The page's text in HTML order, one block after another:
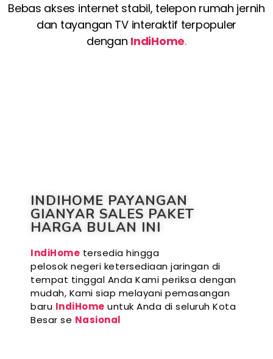
Bebas akses internet stabil, telepon rumah jernih
dan tayangan TV interaktif terpopuler
dengan IndiHome.
INDIHOME PAYANGAN
GIANYAR SALES PAKET
HARGA BULAN INI
IndiHome tersedia hingga
pelosok negeri ketersediaan jaringan di
tempat tinggal Anda Kami periksa dengan
mudah, Kami siap melayani pemasangan
baru IndiHome untuk Anda di seluruh Kota
Besar se Nasional